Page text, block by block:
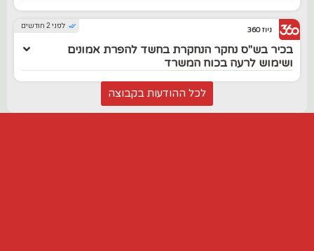
לפני 2 חודשים ניוז 360
בכיר בש"ס נחקר הנחקרת בחשד להפרת אמונים
ושימוש לרעה בכוח המשרד
לכל ההודעות בקבוצה